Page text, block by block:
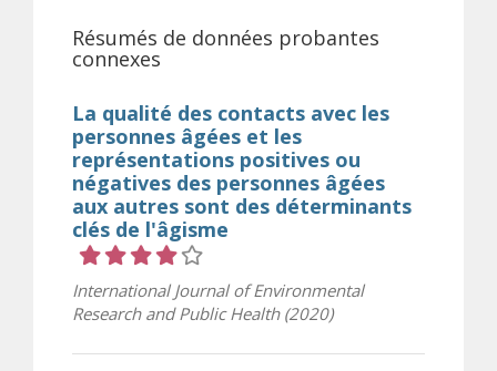
Résumés de données probantes
connexes
La qualité des contacts avec les
personnes âgées et les
représentations positives ou
négatives des personnes âgées
aux autres sont des déterminants
clés de l'âgisme
International Journal of Environmental
Research and Public Health (2020)